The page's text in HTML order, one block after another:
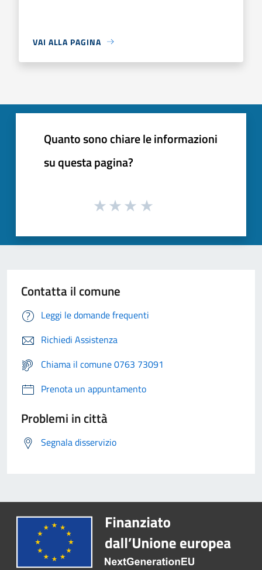
VAI ALLA PAGINA
Quanto sono chiare le informazioni
su questa pagina?
Contatta il comune
Leggi le domande frequenti
Richiedi Assistenza
Chiama il comune 0763 73091
Prenota un appuntamento
Problemi in città
Segnala disservizio